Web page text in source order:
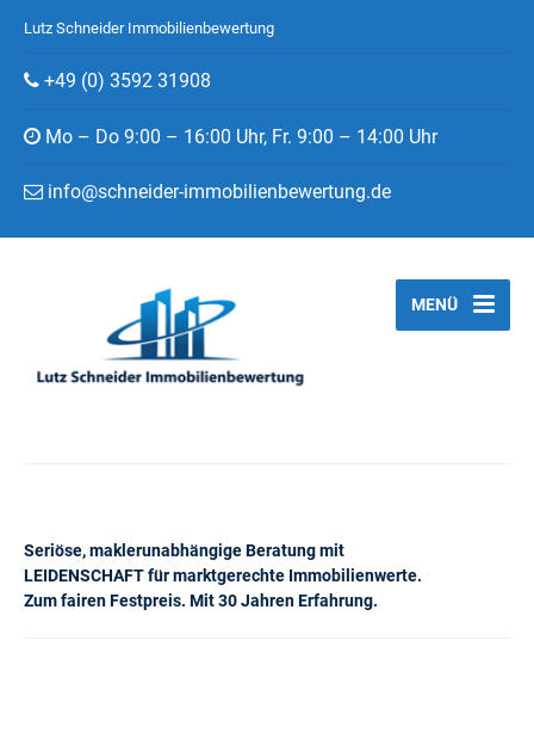
Lutz Schneider Immobilienbewertung
+49 (0) 3592 31908
Mo – Do 9:00 – 16:00 Uhr, Fr. 9:00 – 14:00 Uhr
info@schneider-immobilienbewertung.de
Seriöse, maklerunabhängige Beratung mit
LEIDENSCHAFT für marktgerechte Immobilienwerte.
Zum fairen Festpreis. Mit 30 Jahren Erfahrung.
MENÜ